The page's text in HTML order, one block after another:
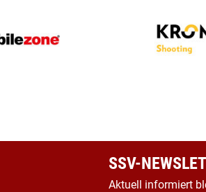
SSV-
Aktuell informiert